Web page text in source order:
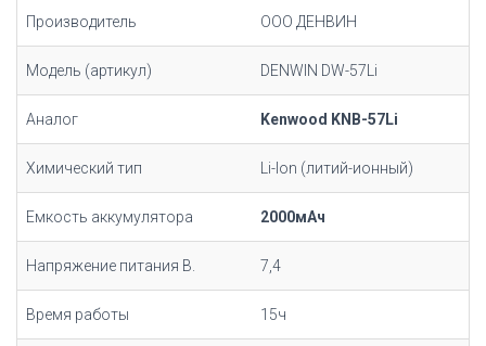
Производитель ООО ДЕНВИН
Модель (артикул) DENWIN DW-57Li
Аналог Kenwood KNB-57Li
Химический тип Li-Ion (литий-ионный)
Емкость аккумулятора 2000мАч
Напряжение питания В. 7,4
Время работы 15ч